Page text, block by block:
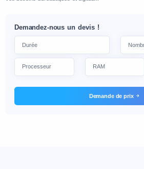
Demandez-nous un devis !
Demande de prix